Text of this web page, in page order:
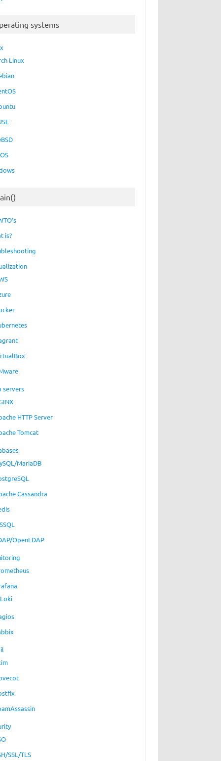
systems
Linux
is?
servers
HTTP Server
Tomcat
MariaDB
Cassandra
OpenLDAP
Loki
SSL/TLS